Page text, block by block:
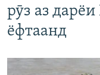
рӯз аз
ёфтаанд